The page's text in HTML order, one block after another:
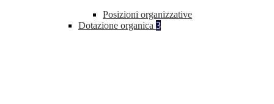
Posizioni organizzative
Dotazione organica 3